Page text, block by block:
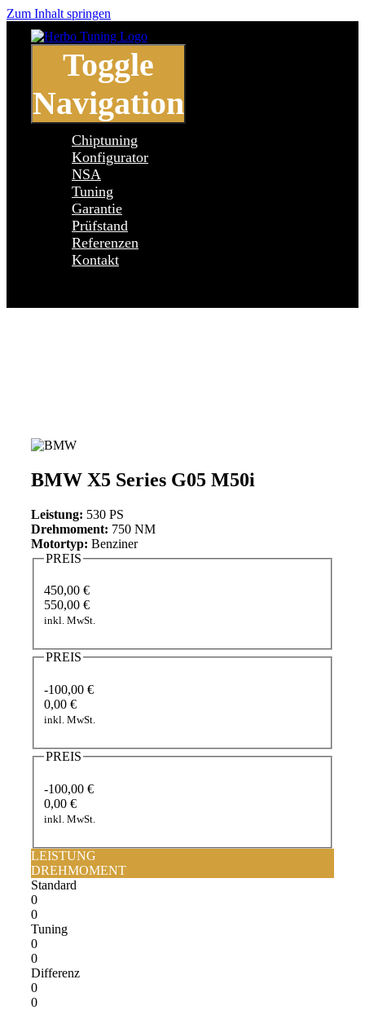
Zum Inhalt springen
Toggle
Navigation
Chiptuning
Konfigurator
NSA
Tuning
Garantie
Prüfstand
Referenzen
Kontakt
BMW X5 Series G05 M50i
Leistung: 530 PS
Drehmoment: 750 NM
Motortyp: Benziner
PREIS
450,00 €
550,00 €
inkl. MwSt.
PREIS
-100,00 €
0,00 €
inkl. MwSt.
PREIS
-100,00 €
0,00 €
inkl. MwSt.
LEISTUNG
DREHMOMENT
Standard
0
0
Tuning
0
0
Differenz
0
0